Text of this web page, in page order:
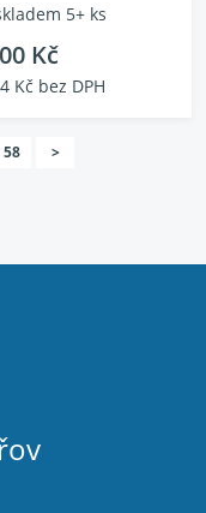
5+ ks
Kč
Kč bez DPH
58 >